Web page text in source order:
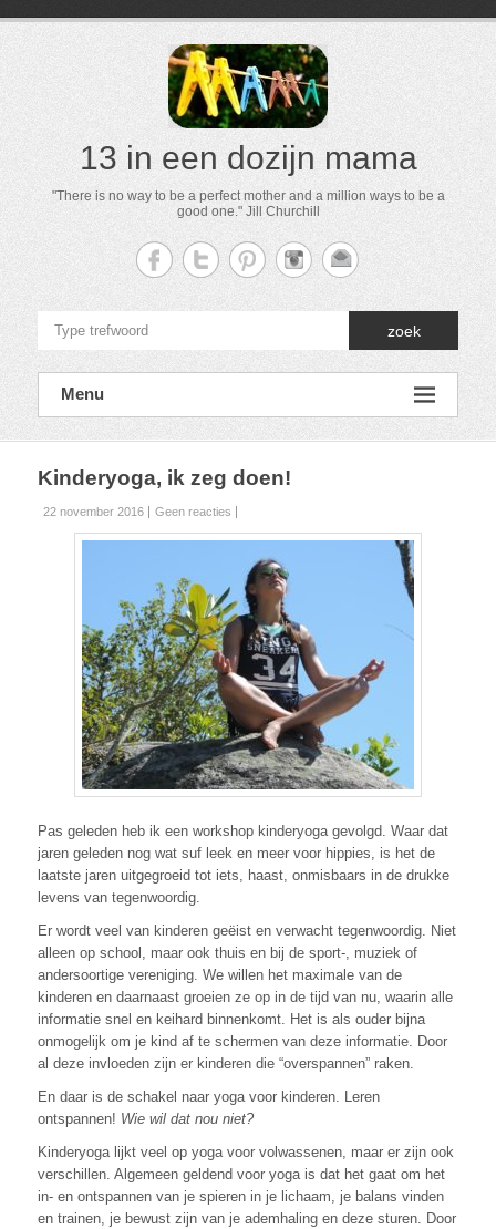
13 in een dozijn mama
"There is no way to be a perfect mother and a million ways to be a
good one." Jill Churchill
zoek
Menu
Kinderyoga, ik zeg doen!
22 november 2016 Geen reacties
Pas geleden heb ik een workshop kinderyoga gevolgd. Waar dat
jaren geleden nog wat suf leek en meer voor hippies, is het de
laatste jaren uitgegroeid tot iets, haast, onmisbaars in de drukke
levens van tegenwoordig.
Er wordt veel van kinderen geëist en verwacht tegenwoordig. Niet
alleen op school, maar ook thuis en bij de sport-, muziek of
andersoortige vereniging. We willen het maximale van de
kinderen en daarnaast groeien ze op in de tijd van nu, waarin alle
informatie snel en keihard binnenkomt. Het is als ouder bijna
onmogelijk om je kind af te schermen van deze informatie. Door
al deze invloeden zijn er kinderen die “overspannen” raken.
En daar is de schakel naar yoga voor kinderen. Leren
ontspannen! Wie wil dat nou niet?
Kinderyoga lijkt veel op yoga voor volwassenen, maar er zijn ook
verschillen. Algemeen geldend voor yoga is dat het gaat om het
in- en ontspannen van je spieren in je lichaam, je balans vinden
en trainen, je bewust zijn van je ademhaling en deze sturen. Door